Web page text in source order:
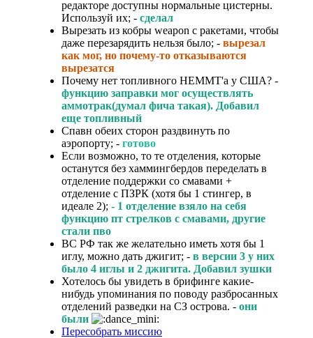
редакторе доступны нормальные цистерны.
Используй их; - сделал
Вырезать из кобры weapon с ракетами, чтобы
даже перезарядить нельзя было; - вырезал
как мог, но почему-то отказываются
вырезатся
Почему нет топливного HEMMT'а у США? -
функцию заправки мог осуществлять
аммотрак(думал фича такая). Добавил
еще топливный
Спавн обеих сторон раздвинуть по
аэропорту; - готово
Если возможно, то те отделения, которые
останутся без хаммингбердов переделать в
отделение поддержки со смавами +
отделение с ПЗРК (хотя бы 1 стингер, в
идеале 2); - 1 отделение взяло на себя
функцию пт стрелков с смавами, другие
стали пво
ВС РФ так же желательно иметь хотя бы 1
иглу, можно дать джигит; - в версии 3 у них
было 4 иглы и 2 джигита. Добавил зушки
Хотелось бы увидеть в брифинге какие-
нибудь упоминания по поводу разбросанных
отделений разведки на СЗ острова. - они
были
Пересобрать миссию